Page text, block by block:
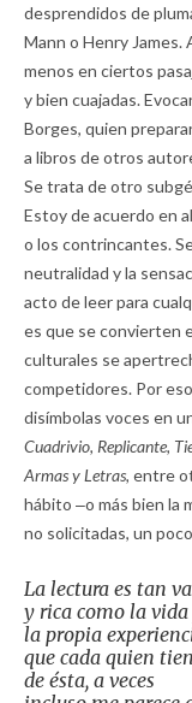
desprendidos de
Mann o Henry James.
menos en ciertos
y bien cuajadas.
Borges, quien
a libros de otros
Se trata de otro
Estoy de acuerdo en
o los contrincantes.
neutralidad y la
acto de leer para
es que se convierten
culturales se
competidores. Por
disímbolas voces en
Cuadrivio, Replicante,
Armas y Letras, entre
hábito ‒o más bien la
no solicitadas, un
La lectura es tan
y rica como la
la propia
que cada quien
de ésta, a veces